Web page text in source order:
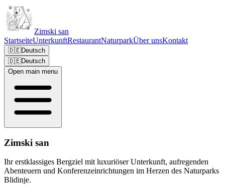
Zimski san
StartseiteUnterkunftRestaurantNaturparkÜber unsKontakt
🇩🇪Deutsch
🇩🇪Deutsch
Open main menu
Zimski san
Ihr erstklassiges Bergziel mit luxuriöser Unterkunft, aufregenden
Abenteuern und Konferenzeinrichtungen im Herzen des Naturparks
Blidinje.